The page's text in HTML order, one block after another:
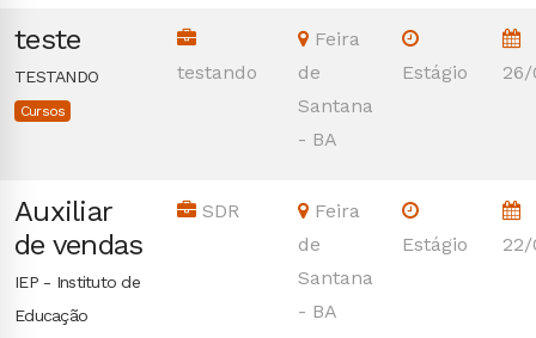
teste
TESTANDO
Cursos
testando
Feira
de
Santana
- BA
Estágio
Auxiliar
de vendas
IEP - Instituto de
Educação
SDR
Feira
de
Santana
- BA
Estágio